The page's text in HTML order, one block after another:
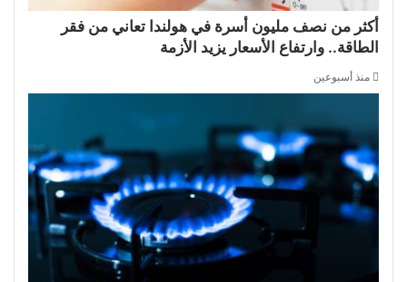
أكثر من نصف مليون أسرة في هولندا تعاني من فقر
الطاقة.. وارتفاع الأسعار يزيد الأزمة
منذ أسبوعين